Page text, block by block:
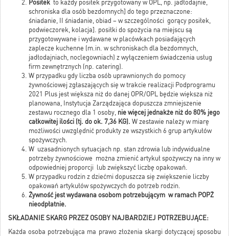
Posiłek to każdy posiłek przygotowany w OPL, np. jadłodajnie,
schroniska dla osób bezdomnych] do tego przeznaczone:
śniadanie, II śniadanie, obiad – w szczególności gorący posiłek,
podwieczorek, kolacja]. posiłki do spożycia na miejscu są
przygotowywane i wydawane w placówkach posiadających
zaplecze kuchenne (m.in. w schroniskach dla bezdomnych,
jadłodajniach, noclegowniach) z wyłączeniem świadczenia usług
firm zewnętrznych (np. catering).
W przypadku gdy liczba osób uprawnionych do pomocy
żywnościowej zgłaszających się w trakcie realizacji Podprogramu
2021 Plus jest większa niż do danej OPR/OPL będzie większa niż
planowana, Instytucja Zarządzająca dopuszcza zmniejszenie
zestawu rocznego dla 1 osoby, nie więcej jednakże niż do 80% jego
całkowitej ilości (tj. do ok. 7,36 KG). W zestawie należy w miarę
możliwości uwzględnić produkty ze wszystkich 6 grup artykułów
spożywczych.
W uzasadnionych sytuacjach np. stan zdrowia lub indywidualne
potrzeby żywnościowe można zmienić artykuł spożywczy na inny w
odpowiedniej proporcji lub zwiększyć liczbę opakowań.
W przypadku rodzin z dziećmi dopuszcza się zwiększenie liczby
opakowań artykułów spożywczych do potrzeb rodzin.
Żywność jest wydawana osobom potrzebującym w ramach POPŻ
nieodpłatnie.
SKŁADANIE SKARG PRZEZ OSOBY NAJBARDZIEJ POTRZEBUJĄCE:
Każda osoba potrzebująca ma prawo złożenia skargi dotyczącej sposobu